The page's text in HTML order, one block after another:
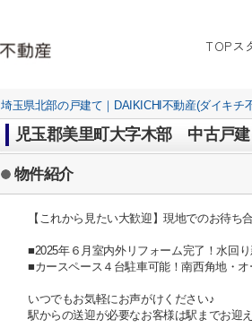
TOPス
埼玉県北部の戸建て｜DAIKICHI不動産(ダイキチ
児玉郡美里町大字木部 中古戸建
物件紹介
【これから見たい大歓迎】現地でのお待ち
■2025年６月室内外リフォーム完了！水回り
■カースペース４台駐車可能！南西角地・
いつでもお気軽にお声がけください♪
駅からの送迎が必要なお客様は駅までお迎